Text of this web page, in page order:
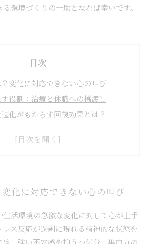
環境づくりの一助となれば幸いです。
目次
変化に対応できない心の叫び
役割：治療と休職への橋渡し
化がもたらす回復効果とは？
に専念できる環境を作るために
化に対応できない心の叫び
生活環境の急激な変化に対して心が上手
レス反応が過剰に現れる精神的な状態を